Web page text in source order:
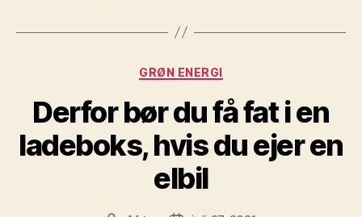
Kategorier
GRØN ENERGI
Derfor bør du få fat i en
ladeboks, hvis du ejer en
elbil